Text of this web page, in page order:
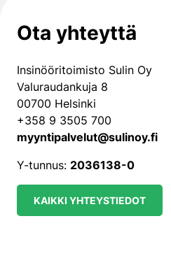
Ota yhteyttä
Insinööritoimisto Sulin Oy
Valuraudankuja 8
00700 Helsinki
+358 9 3505 700
myyntipalvelut@sulinoy.fi
Y-tunnus: 2036138-0
KAIKKI YHTEYSTIEDOT